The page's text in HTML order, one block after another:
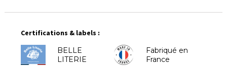
Certifications & labels :
BELLE
LITERIE
Fabriqué en
France